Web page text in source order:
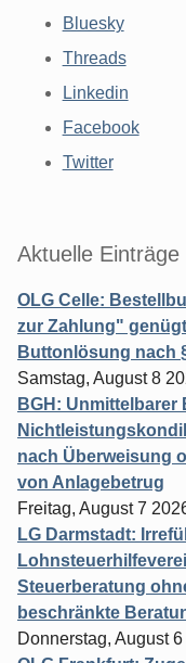
Bluesky
Threads
Linkedin
Facebook
Twitter
Aktuelle Einträge
OLG Celle:
zur Zahlung"
Buttonlösung nach
Samstag, August 8
BGH:
nach Überweisung
von Anlagebetrug
Freitag, August 7
LG Darmstadt:
Steuerberatung
beschränkte
Donnerstag, August